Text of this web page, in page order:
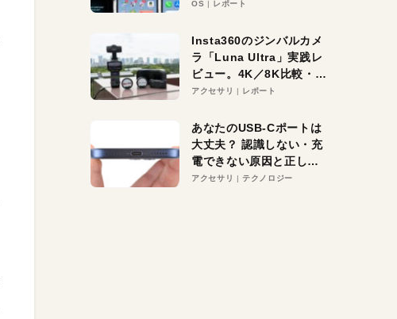
待大の便利機能5選。
る未来はすぐそこ！
OS レポート
Insta360のジンバルカメ
ラ「Luna Ultra」実践レ
ビュー。4K／8K比較・ズ
ーム・夜間撮影をチェッ
アクセサリ レポート
あなたのUSB-Cポートは
大丈夫？ 認識しない・充
電できない原因と正しい
対策
アクセサリ テクノロジー